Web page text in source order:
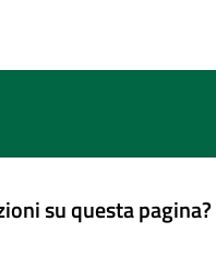
su questa pagina?